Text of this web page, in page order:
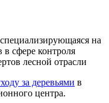
на
в сфере контроля
лесной отрасли
за деревьями в
центра.